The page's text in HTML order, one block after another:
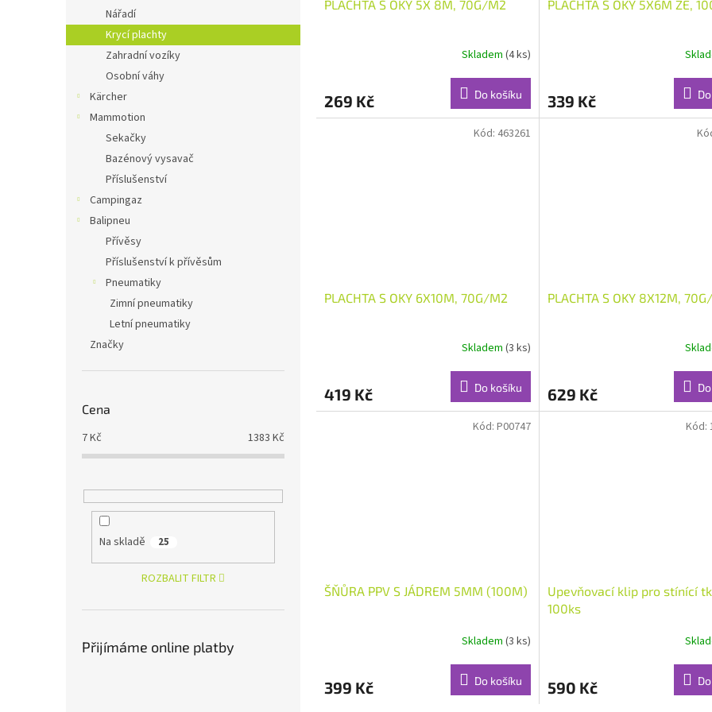
Nářadí
Krycí plachty
Zahradní vozíky
Osobní váhy
Kärcher
Mammotion
Sekačky
Bazénový vysavač
Příslušenství
Campingaz
Balipneu
Přívěsy
Příslušenství k přívěsům
Pneumatiky
Zimní pneumatiky
Letní pneumatiky
Značky
Cena
7Kč 1383 Kč
Na skladě 25
ROZBALIT FILTR
Přijímáme online platby
PLACHTA S OKY 5X 8M, 70G/M2
Skladem (4 ks)
269 Kč Do košíku
PLACHTA S OKY 5X6M ZE,
339 Kč
PLACHTA S OKY 6X10M, 70G/M2
Skladem (3 ks)
419 Kč Do košíku
Kód: 463261
PLACHTA S OKY 8X12M,
629 Kč
ŠŇŮRA PPV S JÁDREM 5MM (100M)
Skladem (3 ks)
399 Kč Do košíku
Kód: P00747
Upevňovací klip pro stínící
100ks
590 Kč
Kód: